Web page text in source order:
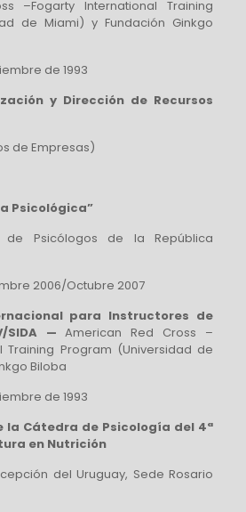
–Fogarty International Training
de Miami) y Fundación Ginkgo
de 1993
y Dirección de Recursos
de Empresas)
Psicológica”
de Psicólogos de la República
2006/Octubre 2007
para Instructores de
SIDA —American Red Cross –
Training Program (Universidad de
Biloba
de 1993
la Cátedra de Psicología del 4ª
en Nutrición
del Uruguay, Sede Rosario